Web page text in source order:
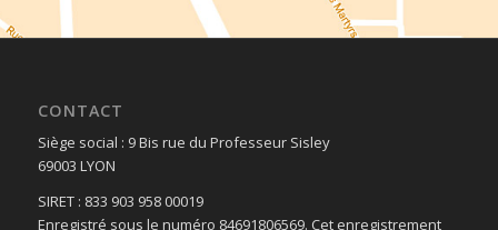
CONTACT
Siège social : 9 Bis rue du Professeur Sisley
69003 LYON
SIRET : 833 903 958 00019
Enregistré sous le numéro 84691806569. Cet enregistrement